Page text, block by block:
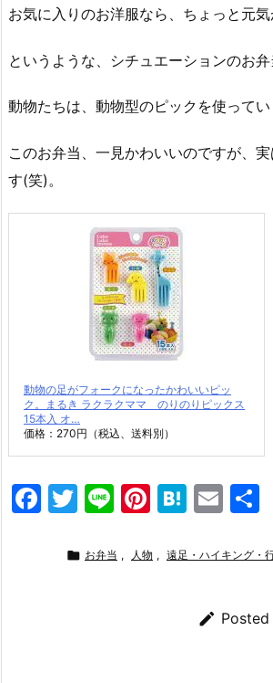
お気に入りのお洋服なら、ちょっと元気
というような、シチュエーションのお弁
動物たちは、動物型のピックを使ってい
このお弁当、一見かわいいのですが、
す(笑)。
動物の足がフォークになったかわいいピッ
ク。まるき ラクラクママ のりのりピックス
15本入 オ…
価格：270円（税込、送料別）
F
T
itt
Li
e
Pi
er
H
e
a
E
ai
 お弁当 , 人物 , 遠足・ハイキング・
